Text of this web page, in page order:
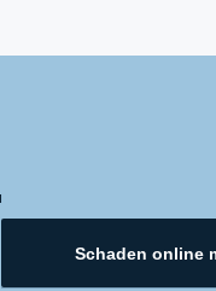
Schaden online